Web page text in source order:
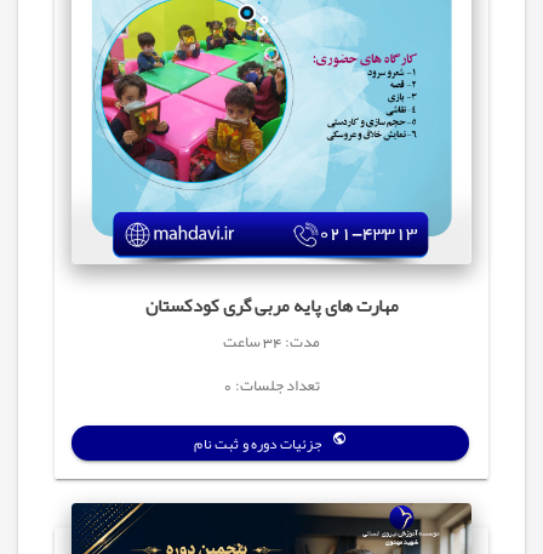
مهارت های پایه مربی گری کودکستان
مدت: 34 ساعت
تعداد جلسات: 0
جزئیات دوره و ثبت نام